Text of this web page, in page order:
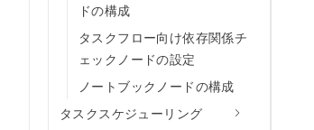
ドの構成
タスクフロー向け依存関係チ
ェックノードの設定
ノートブックノードの構成
タスクスケジューリング